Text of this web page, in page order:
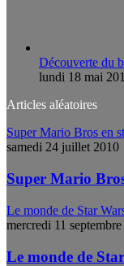
Découverte du
lundi 18 mai
Articles aléatoires
Super Mario Bros en
samedi 24 juillet 2010
Super Mario
Le monde de Star
mercredi 11
Le monde de